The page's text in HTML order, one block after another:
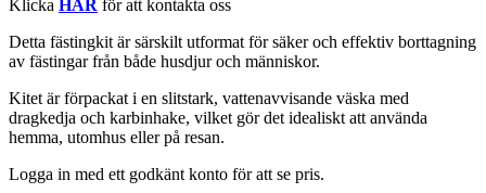
Klicka HÄR för att kontakta oss
Detta fästingkit är särskilt utformat för säker och effektiv borttagning
av fästingar från både husdjur och människor.
Kitet är förpackat i en slitstark, vattenavvisande väska med
dragkedja och karbinhake, vilket gör det idealiskt att använda
hemma, utomhus eller på resan.
Logga in med ett godkänt konto för att se pris.